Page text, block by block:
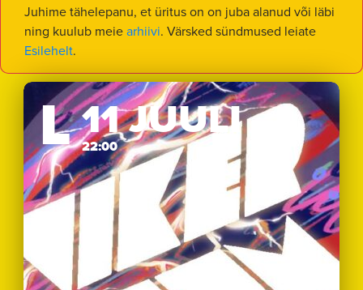
Juhime tähelepanu, et üritus on on juba alanud või läbi
ning kuulub meiearhiivi. Värsked sündmused leiate
Esilehelt.
L 11 JUULI
22:00